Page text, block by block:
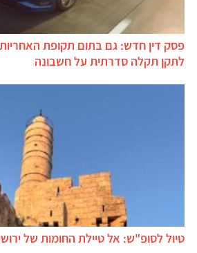
פסק דין חדש: גם בתום תקופת
לתקן תקלה סדרתית על חשבונה
טיול לסופ"ש: אל טיילת החומות של